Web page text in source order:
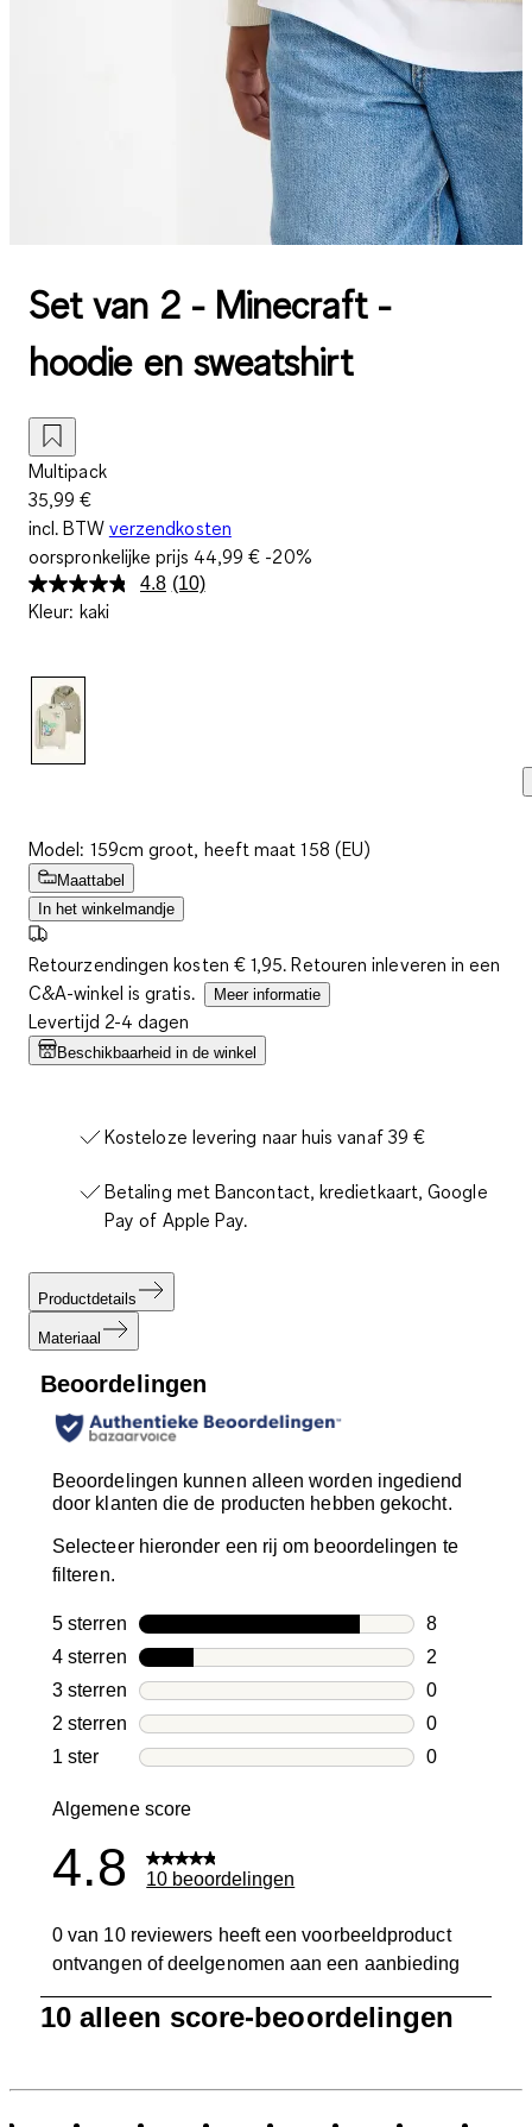
Set van 2 - Minecraft -
hoodie en sweatshirt
Multipack
35,99 €
incl. BTW verzendkosten
oorspronkelijke prijs 44,99 € -20%
4.8 Lees
(10)
Kleur: kaki
Model: 159cm groot, heeft maat 158 (EU)
Maattabel
In het winkelmandje
Retourzendingen kosten € 1,95. Retouren inleveren in een
C&A-winkel is gratis.
Meer informatie
Levertijd 2-4 dagen
Beschikbaarheid in de winkel
Kosteloze levering naar huis vanaf 39 €
Betaling met Bancontact, kredietkaart, Google
Pay of Apple Pay.
Productdetails
Materiaal
Beoordelingen
Beoordelingen kunnen alleen worden ingediend
door klanten die de producten hebben gekocht.
Selecteer hieronder een rij om beoordelingen te
filteren.
5 sterren sterren
8
8
4 sterren sterren
2
2
3 sterren sterren
0
0
2 sterren sterren
0
0
1 ster sterren
0
Algemene score
4.8 10 beoordelingen
0 van 10 reviewers heeft een voorbeeldproduct
ontvangen of deelgenomen aan een aanbieding
van
10 alleen score-beoordelingen